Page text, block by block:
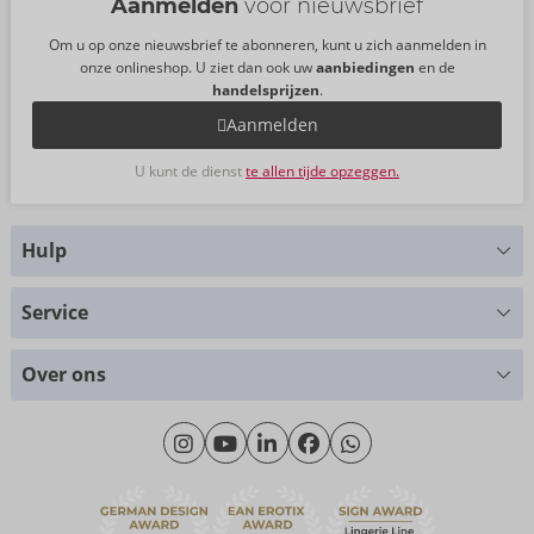
Aanmelden voor nieuwsbrief
Om u op onze nieuwsbrief te abonneren, kunt u zich aanmelden in
onze onlineshop. U ziet dan ook uwaanbiedingen en de
handelsprijzen.
Aanmelden
U kunt de dienstte allen tijde opzeggen.
Hulp
Maandag - Donderdag: 09.00 - 16.00 uur
Vrijdag: 09.00 - 15.00 uur
Contact opnemen met
Service
Over ons
Over ons
Duurzaamheid
eroFame